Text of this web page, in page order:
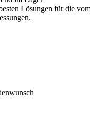
Lösungen für die